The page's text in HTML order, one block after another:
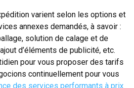
varient selon les options et
annexes demandés, à savoir :
solution de calage et de
d’éléments de publicité, etc.
pour vous proposer des tarifs
continuellement pour vous
des services performants à prix